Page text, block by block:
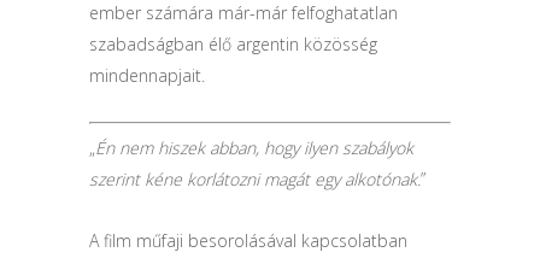
ember számára már-már felfoghatatlan
szabadságban élő argentin közösség
mindennapjait.
„Én nem hiszek abban, hogy ilyen szabályok
szerint kéne korlátozni magát egy alkotónak.”
A film műfaji besorolásával kapcsolatban